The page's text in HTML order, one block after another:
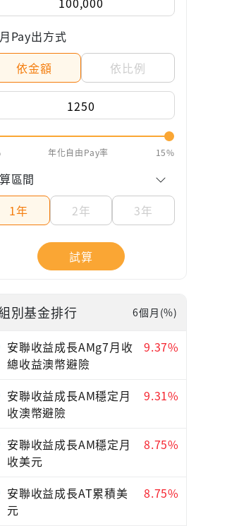
Pay出方式
依金額
依比例
年化自由Pay率 15%
區間
1年
2年 3年
試算
別基金排行 6個月(%)
安聯收益成長AMg7月收
總收益澳幣避險
9.37%
安聯收益成長AM穩定月
收澳幣避險
9.31%
安聯收益成長AM穩定月
收美元
8.75%
安聯收益成長AT累積美
元
8.75%